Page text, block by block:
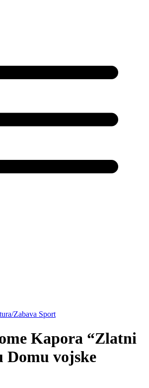
Zabava Sport
Kapora “Zlatni
Domu vojske